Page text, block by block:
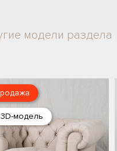
модели раздела
3D-модель